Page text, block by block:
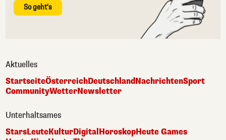
So geht's
Aktuelles
StartseiteÖsterreichDeutschlandNachrichtenSport
CommunityWetterNewsletter
Unterhaltsames
StarsLeuteKulturDigital HoroskopHeute Games